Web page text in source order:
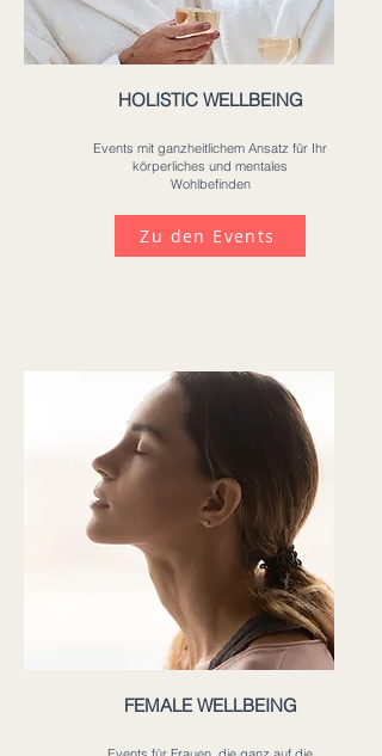
HOLISTIC WELLBEING
Events mit ganzheitlichem Ansatz für Ihr
körperliches und mentales
Wohlbefinden
Zu den Events
FEMALE WELLBEING